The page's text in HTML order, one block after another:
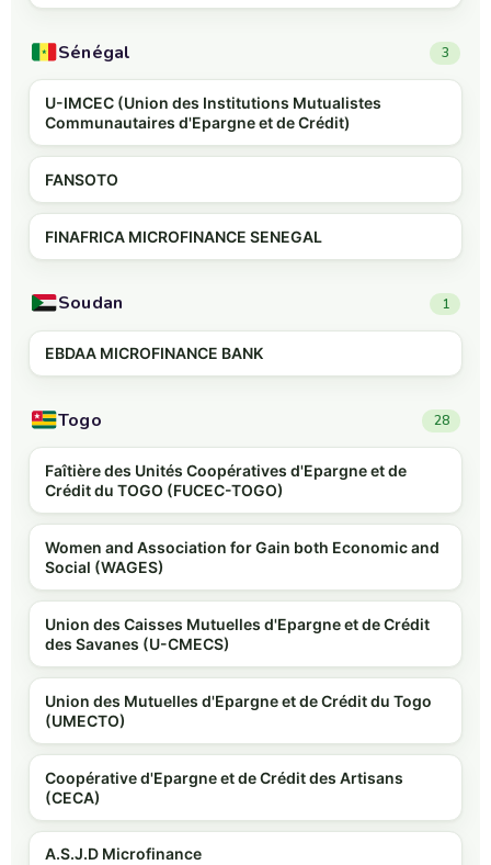
Sénégal 3
U-IMCEC (Union des Institutions Mutualistes
Communautaires d'Epargne et de Crédit)
FANSOTO
FINAFRICA MICROFINANCE SENEGAL
Soudan 1
EBDAA MICROFINANCE BANK
Togo 28
Faîtière des Unités Coopératives d'Epargne et de
Crédit du TOGO (FUCEC-TOGO)
Women and Association for Gain both Economic and
Social (WAGES)
Union des Caisses Mutuelles d'Epargne et de Crédit
des Savanes (U-CMECS)
Union des Mutuelles d'Epargne et de Crédit du Togo
(UMECTO)
Coopérative d'Epargne et de Crédit des Artisans
(CECA)
A.S.J.D Microfinance